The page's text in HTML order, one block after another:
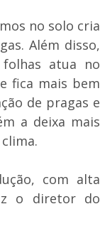
no solo cria
Além disso,
atua no
fica mais bem
de pragas e
a deixa mais
com alta
o diretor do